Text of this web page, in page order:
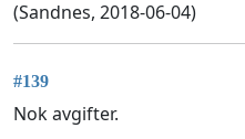
(Sandnes, 2018-06-04)
#139
Nok avgifter.